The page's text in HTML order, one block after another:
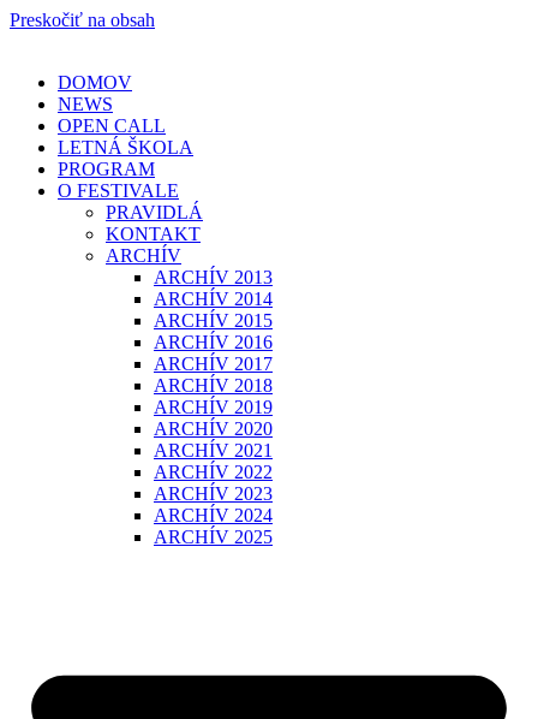
Preskočiť na obsah
DOMOV
NEWS
OPEN CALL
LETNÁ ŠKOLA
PROGRAM
O FESTIVALE
PRAVIDLÁ
KONTAKT
ARCHÍV
ARCHÍV 2013
ARCHÍV 2014
ARCHÍV 2015
ARCHÍV 2016
ARCHÍV 2017
ARCHÍV 2018
ARCHÍV 2019
ARCHÍV 2020
ARCHÍV 2021
ARCHÍV 2022
ARCHÍV 2023
ARCHÍV 2024
ARCHÍV 2025